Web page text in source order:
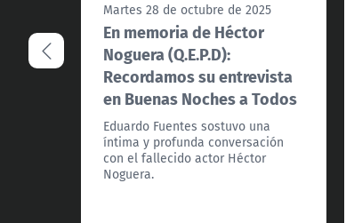
Martes 28 de octubre de 2025
En memoria de Héctor
Noguera (Q.E.P.D):
Recordamos su entrevista
en Buenas Noches a Todos
Eduardo Fuentes sostuvo una
íntima y profunda conversación
con el fallecido actor Héctor
Noguera.